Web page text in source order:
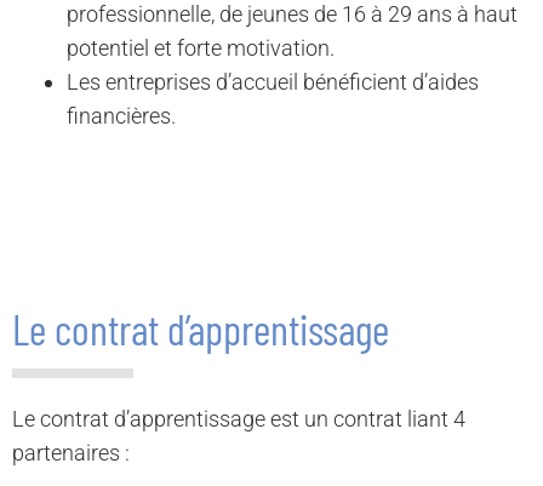
professionnelle, de jeunes de 16 à 29 ans à haut
potentiel et forte motivation.
Les entreprises d’accueil bénéficient d’aides
financières.
Le contrat d’apprentissage
Le contrat d’apprentissage est un contrat liant 4
partenaires :